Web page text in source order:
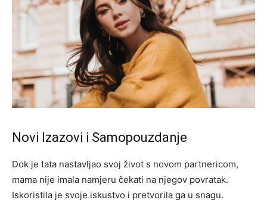
Novi Izazovi i Samopouzdanje
Dok je tata nastavljao svoj život s novom partnericom,
mama nije imala namjeru čekati na njegov povratak.
Iskoristila je svoje iskustvo i pretvorila ga u snagu.